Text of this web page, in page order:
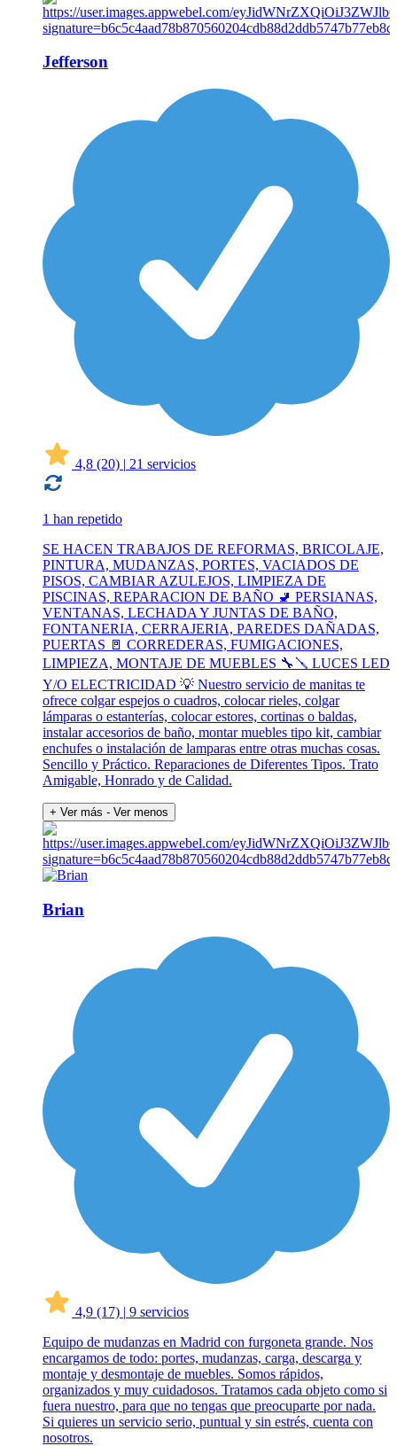
Jefferson
4,8 (20) | 21 servicios
1 han repetido
SE HACEN TRABAJOS DE REFORMAS, BRICOLAJE,
PINTURA, MUDANZAS, PORTES, VACIADOS DE
PISOS, CAMBIAR AZULEJOS, LIMPIEZA DE
PISCINAS, REPARACION DE BAÑO 🚽 PERSIANAS,
VENTANAS, LECHADA Y JUNTAS DE BAÑO,
FONTANERIA, CERRAJERIA, PAREDES DAÑADAS,
PUERTAS 🚪 CORREDERAS, FUMIGACIONES,
LIMPIEZA, MONTAJE DE MUEBLES 🔧🪛 LUCES LED
Y/O ELECTRICIDAD 💡 Nuestro servicio de manitas te
ofrece colgar espejos o cuadros, colocar rieles, colgar
lámparas o estanterías, colocar estores, cortinas o baldas,
instalar accesorios de baño, montar muebles tipo kit, cambiar
enchufes o instalación de lamparas entre otras muchas cosas.
Sencillo y Práctico. Reparaciones de Diferentes Tipos. Trato
Amigable, Honrado y de Calidad.
+ Ver más - Ver menos
Brian
4,9 (17) | 9 servicios
Equipo de mudanzas en Madrid con furgoneta grande. Nos
encargamos de todo: portes, mudanzas, carga, descarga y
montaje y desmontaje de muebles. Somos rápidos,
organizados y muy cuidadosos. Tratamos cada objeto como si
fuera nuestro, para que no tengas que preocuparte por nada.
Si quieres un servicio serio, puntual y sin estrés, cuenta con
nosotros.